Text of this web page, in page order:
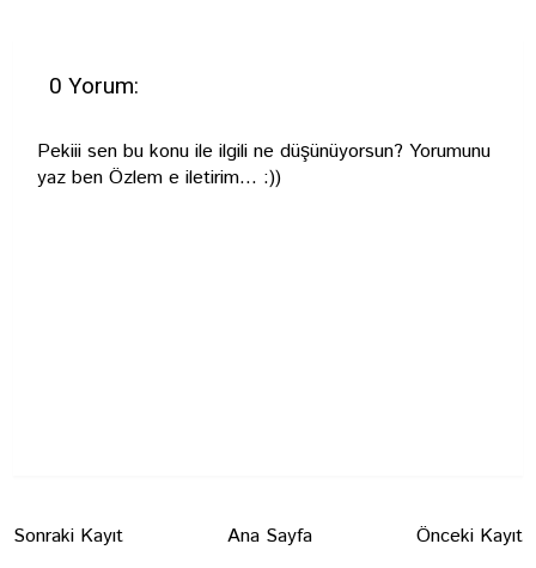
0 Yorum:
Pekiii sen bu konu ile ilgili ne düşünüyorsun? Yorumunu
yaz ben Özlem e iletirim... :))
Sonraki Kayıt Ana Sayfa Önceki Kayıt